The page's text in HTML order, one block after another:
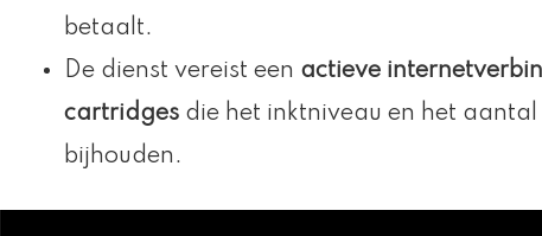
betaalt.
De dienst vereist een actieve
cartridges die het inktniveau en het aantal
bijhouden.